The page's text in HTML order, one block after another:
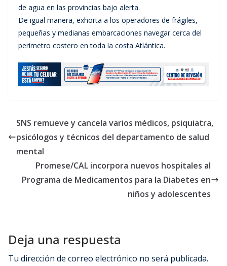
de agua en las provincias bajo alerta.
De igual manera, exhorta a los operadores de frágiles,
pequeñas y medianas embarcaciones navegar cerca del
perímetro costero en toda la costa Atlántica.
SNS remueve y cancela varios médicos, psiquiatra,
psicólogos y técnicos del departamento de salud
mental
Promese/CAL incorpora nuevos hospitales al
Programa de Medicamentos para la Diabetes en
niños y adolescentes
Deja una respuesta
Tu dirección de correo electrónico no será publicada.